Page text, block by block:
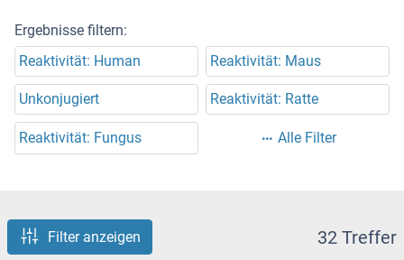
Ergebnisse filtern:
Reaktivität: Human
Reaktivität: Maus
Unkonjugiert Reaktivität: Ratte
Reaktivität: Fungus Alle Filter
Filter anzeigen 32 Treffer